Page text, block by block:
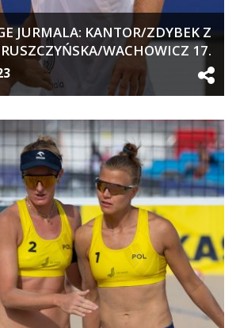
JURMALA: KANTOR/ZDYBEK Z
WACHOWICZ 17.